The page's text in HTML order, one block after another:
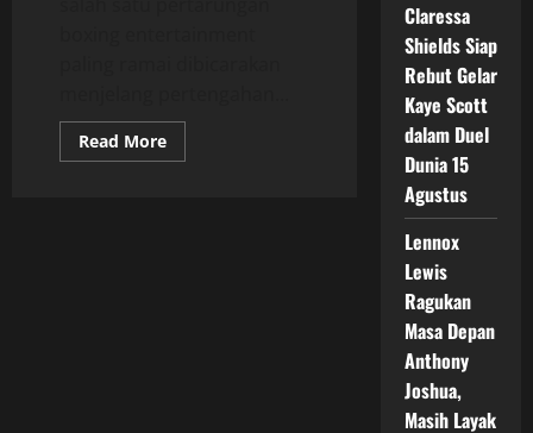
Read MoreRead
more
Claressa
Shields Siap
Rebut Gelar
Kaye Scott
dalam Duel
Dunia 15
Agustus
Lennox
Lewis
Ragukan
Masa Depan
Anthony
Joshua,
Masih Layak